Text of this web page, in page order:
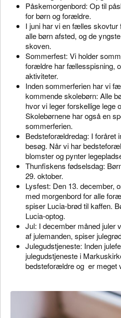
Påskemorgenbord: Op til
for børn og forældre.
I juni har vi en fælles skovtur
alle børn afsted, og de
skoven.
Sommerfest: Vi holder
forældre har fællesspisning,
aktiviteter.
Inden sommerferien har vi
kommende skolebørn: Alle
hvor vi leger forskellige lege
Skolebørnene har også en
sommerferien.
Bedsteforældredag: I foråret
besøg. Når vi har
blomster og pynter
Thunfiskens fødselsdag:
29. oktober.
Lysfest: Den 13. december,
med morgenbord for alle
spiser Lucia-brød til kaffen.
Lucia-optog.
Jul: I december måned juler
af julemanden, spiser
Julegudstjeneste: Inden
julegudstjeneste i
bedsteforældre og er meget